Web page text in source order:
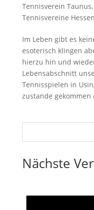
Tennisverein Taunus,
Tennisvereine Hessen
Im Leben gibt es
esoterisch klingen
hierzu hin und
Lebensabschnitt
Tennisspielen in
zustande gekommen
Nächste